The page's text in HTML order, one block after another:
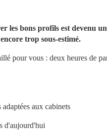
les bons profils est devenu
trop sous-estimé.
pour vous : deux heures de
aux cabinets
d'aujourd'hui